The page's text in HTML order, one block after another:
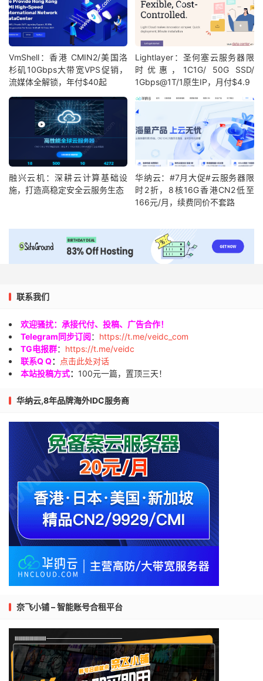
VmShell：香港 CMIN2/美国洛
杉矶10Gbps大带宽VPS促销，
流媒体全解锁，年付$40起
Lightlayer：圣何塞云服务器限
时优惠，1C1G/ 50G SSD/
1Gbps@1T/1原生IP，月付$4.9
融兴云机：深耕云计算基础设
施，打造高稳定安全云服务生态
华纳云：#7月大促#云服务器限
时2折，8核16G香港CN2低至
166元/月，续费同价不套路
联系我们
欢迎骚扰：承接代付、投稿、广告合作！
Telegram同步订阅： https://t.me/veidc_com
TG电报群： https://t.me/veidc
联系Q Q：
点击此处对话
本站投稿方式： 100元一篇，置顶三天！
华纳云,8年品牌海外IDC服务商
奈飞小铺 – 智能账号合租平台